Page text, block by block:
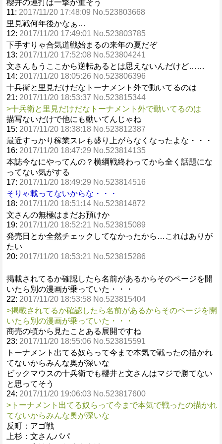
櫻井の連打は一撃が重そう
11: 2017/11/20 17:48:09 No.523803668
里見戦何年後かなぁ…
12: 2017/11/20 17:49:01 No.523803785
下手すりゃ合気道戦始まるの来年の夏だぞ
13: 2017/11/20 17:52:08 No.523804241
文さんもうここから逆転あるとは思えないんだけど……
14: 2017/11/20 18:05:26 No.523806396
十兵衛と里見だけだなトーナメント外で動いてるのは
21: 2017/11/20 18:53:37 No.523815344
>十兵衛と里見だけだなトーナメント外で動いてるのは
描写ないだけで他にも動いてんじゃね
15: 2017/11/20 18:38:18 No.523812387
最近すっかり稼業スレも盛り上がらなくなったよな・・・
16: 2017/11/20 18:47:29 No.523814135
本誌今なにやってんの？横綱戦終わってから全く話題にな
ってない気がする
17: 2017/11/20 18:49:29 No.523814516
そりゃ載ってないからな・・・
18: 2017/11/20 18:51:14 No.523814872
文さんの無極はまだお預けか
19: 2017/11/20 18:52:21 No.523815089
発売日とか全然チェックしてなかったから…これはありが
たい
20: 2017/11/20 18:53:21 No.523815286
掲載されてるか確認したら名前があるからそのページを開
いたら別の漫画が乗っていた・・・
22: 2017/11/20 18:53:58 No.523815404
>掲載されてるか確認したら名前があるからそのページを開
いたら別の漫画が乗っていた・・・
商売の頃から見たことある展開ですね
23: 2017/11/20 18:55:06 No.523815591
トーナメント出てる奴らって今まで本気で戦ったの描かれ
てないからみんな奥が深いな
ビックマウスの十兵衛でも櫻井と文さんはマジで勝てない
と思ってそう
24: 2017/11/20 19:06:03 No.523817600
>トーナメント出てる奴らって今まで本気で戦ったの描かれ
てないからみんな奥が深いな
反町：アゴ戦
上杉：文さんパパ